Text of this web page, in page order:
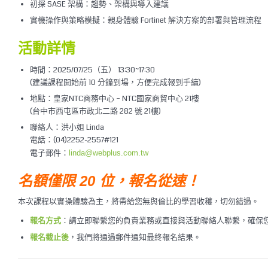
初探 SASE 架構：趨勢、架構與導入建議
實機操作與策略模擬：親身體驗 Fortinet 解決方案的部署與管理流程
活動詳情
時間：2025/07/25（五） 13:30~17:30
(建議課程開始前 10 分鐘到場，方便完成報到手續)
地點：皇家NTC商務中心 – NTC國家商貿中心 21樓
(台中市西屯區市政北二路 282 號 21樓)
聯絡人：洪小姐 Linda
電話：(04)2252-2557#121
電子郵件： linda@webplus.com.tw
名額僅限 20 位，報名從速！
本次課程以實操體驗為主，將帶給您無與倫比的學習收穫，切勿錯過。
報名方式 ：請立即聯繫您的負責業務或直接與活動聯絡人聯繫，確保
報名截止後 ，我們將通過郵件通知最終報名結果。